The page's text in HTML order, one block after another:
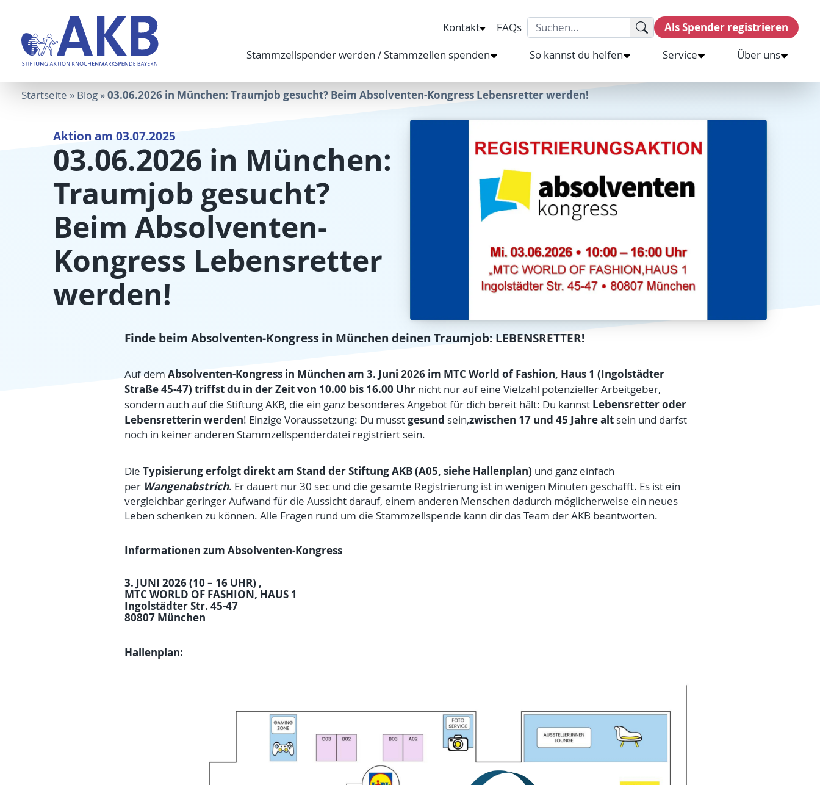
Kontakt FAQs Search for: Als Spender registrieren
Stammzellspender werden / Stammzellen spenden So kannst du helfen Service Über uns
Startseite » Blog»03.06.2026 in München: Traumjob gesucht? Beim Absolventen-Kongress Lebensretter werden!
Aktion am 03.07.2025
03.06.2026 in München:
Traumjob gesucht?
Beim Absolventen-
Kongress Lebensretter
werden!
Finde beim Absolventen-Kongress in München deinen Traumjob: LEBENSRETTER!
Auf dem Absolventen-Kongress in München am 3. Juni 2026im MTC World of Fashion, Haus 1 (Ingolstädter
Straße 45-47) triffst du in der Zeit von 10.00 bis 16.00 Uhrnicht nur auf eine Vielzahl potenzieller Arbeitgeber,
sondern auch auf die Stiftung AKB, die ein ganz besonderes Angebot für dich bereit hält: Du kannst Lebensretter oder
Lebensretterin werden! Einzige Voraussetzung: Du musstgesund sein,zwischen 17 und 45 Jahre altsein und darfst
noch in keiner anderen Stammzellspenderdatei registriert sein.
Die Typisierung erfolgt direkt am Stand der Stiftung AKB(A05, siehe Hallenplan) und ganz einfach
per Wangenabstrich. Er dauert nur 30 sec und die gesamte Registrierung ist in wenigen Minuten geschafft. Es ist ein
vergleichbar geringer Aufwand für die Aussicht darauf, einem anderen Menschen dadurch möglicherweise ein neues
Leben schenken zu können. Alle Fragen rund um die Stammzellspende kann dir das Team der AKB beantworten.
Informationen zum Absolventen-Kongress
3. JUNI 2026 (10 – 16 UHR) ,
MTC WORLD OF FASHION, HAUS 1
Ingolstädter Str. 45-47
80807 München
Hallenplan: